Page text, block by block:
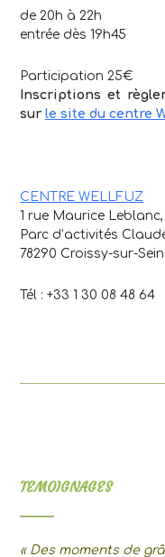
de 20h à 22h
entrée dès 19h45
Participation 25€
Inscriptions et
sur le site du centre
CENTRE WELLFUZ
1 rue Maurice Leblanc,
Parc d’activités
78290 Croissy-sur-
Tél : +33 1 30 08 48 64
TEMOIGNAGES
« Des moments de